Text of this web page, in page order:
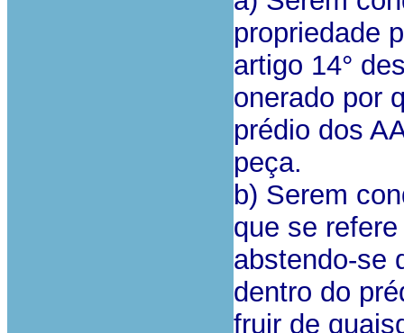
propriedade
artigo 14°
onerado por
prédio dos
peça.
b) Serem
que se
abstendo-se
dentro do
fruir de